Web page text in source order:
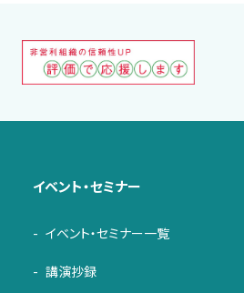
イベント・セミナー
イベント・セミナー一覧
講演抄録